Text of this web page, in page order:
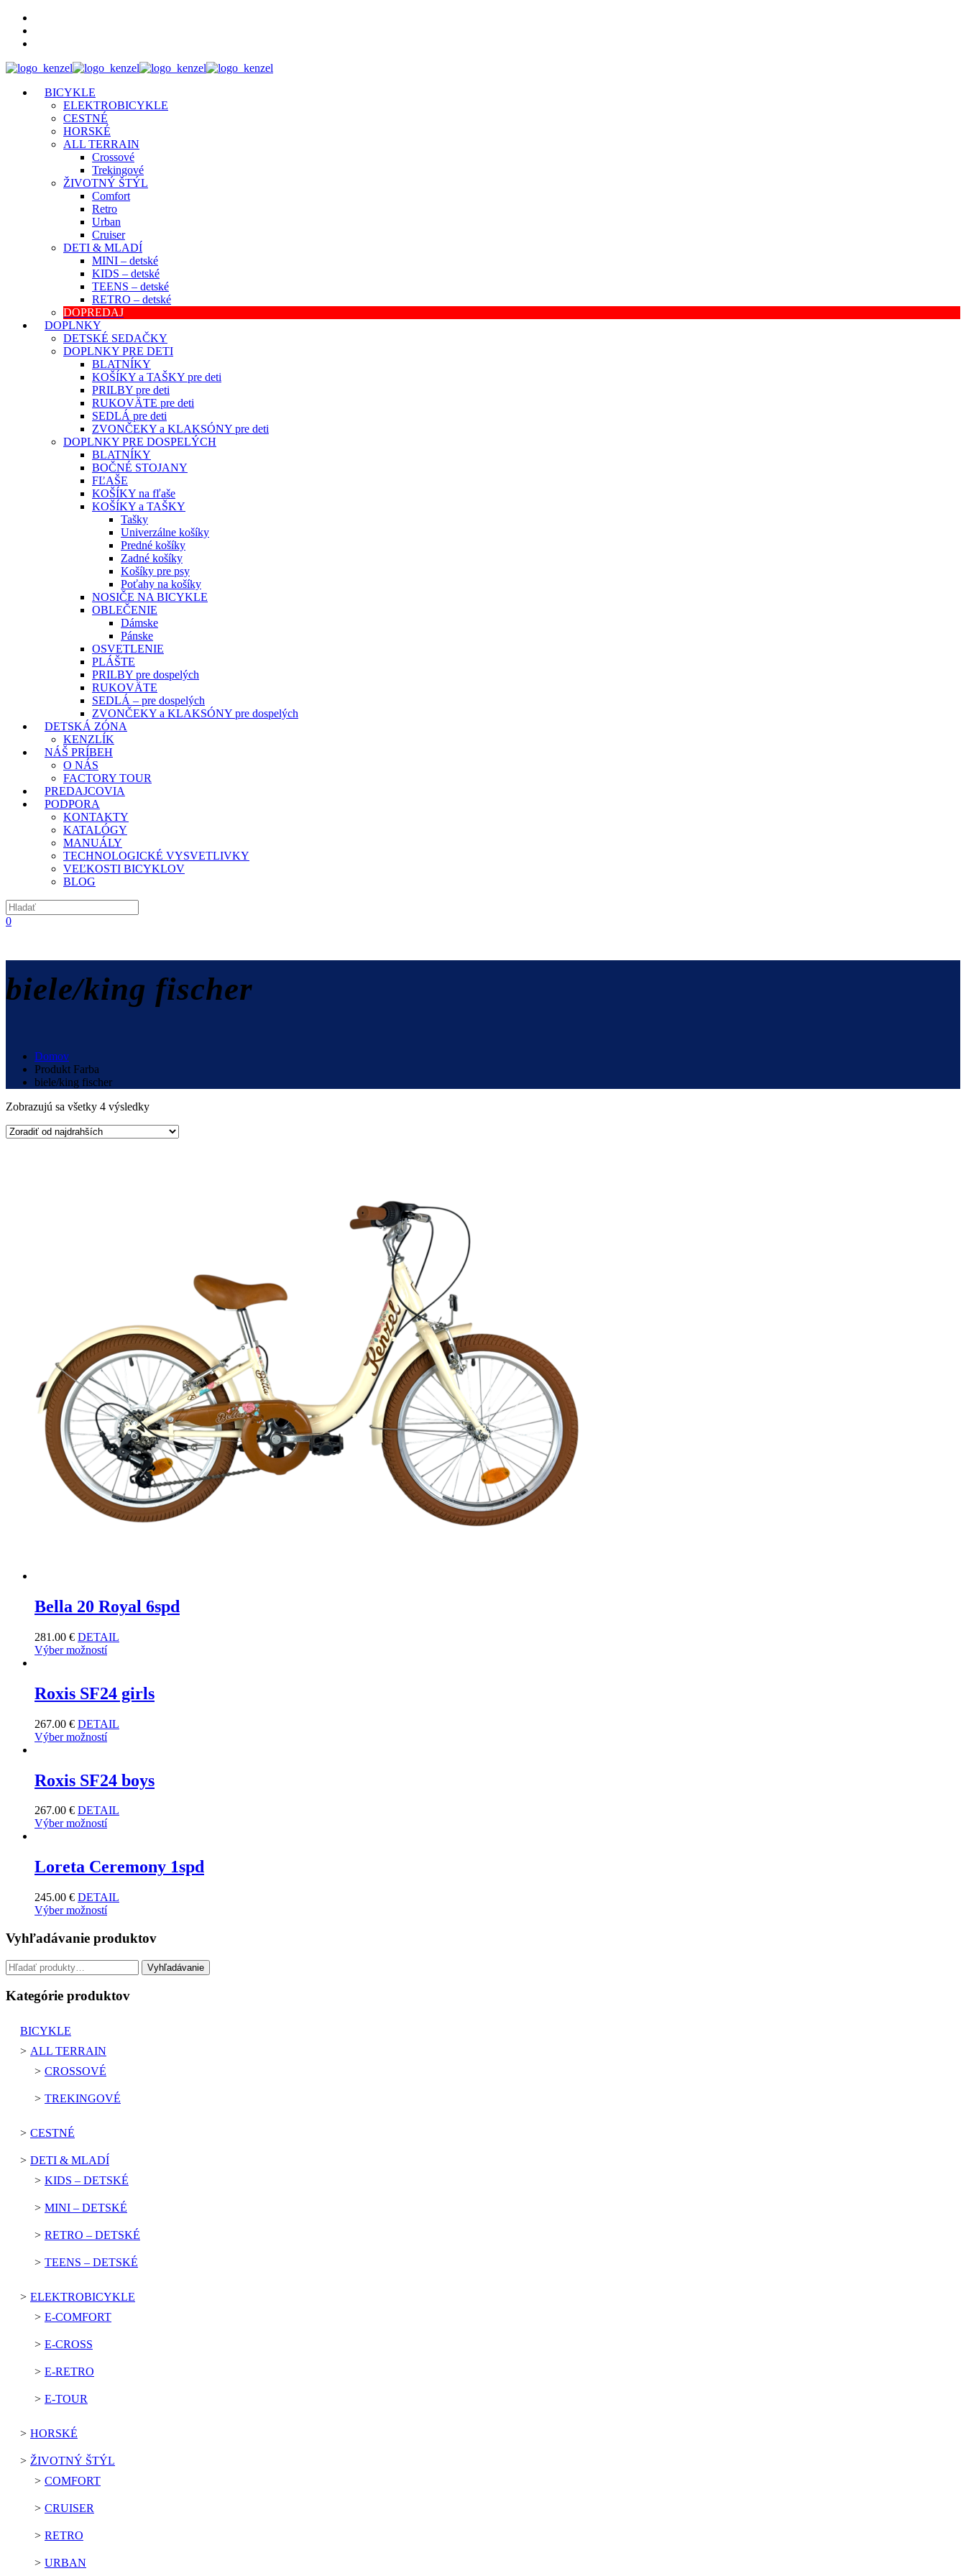
BICYKLE
ELEKTROBICYKLE
CESTNÉ
HORSKÉ
ALL TERRAIN
Crossové
Trekingové
ŽIVOTNÝ ŠTÝL
Comfort
Retro
Urban
Cruiser
DETI & MLADÍ
MINI – detské
KIDS – detské
TEENS – detské
RETRO – detské
DOPREDAJ
DOPLNKY
DETSKÉ SEDAČKY
DOPLNKY PRE DETI
BLATNÍKY
KOŠÍKY a TAŠKY pre deti
PRILBY pre deti
RUKOVÄTE pre deti
SEDLÁ pre deti
ZVONČEKY a KLAKSÓNY pre deti
DOPLNKY PRE DOSPELÝCH
BLATNÍKY
BOČNÉ STOJANY
FĽAŠE
KOŠÍKY na fľaše
KOŠÍKY a TAŠKY
Tašky
Univerzálne košíky
Predné košíky
Zadné košíky
Košíky pre psy
Poťahy na košíky
NOSIČE NA BICYKLE
OBLEČENIE
Dámske
Pánske
OSVETLENIE
PLÁŠTE
PRILBY pre dospelých
RUKOVÄTE
SEDLÁ – pre dospelých
ZVONČEKY a KLAKSÓNY pre dospelých
DETSKÁ ZÓNA
KENZLÍK
NÁŠ PRÍBEH
O NÁS
FACTORY TOUR
PREDAJCOVIA
PODPORA
KONTAKTY
KATALÓGY
MANUÁLY
TECHNOLOGICKÉ VYSVETLIVKY
VEĽKOSTI BICYKLOV
BLOG
0
biele/king fischer
Domov
Produkt Farba
biele/king fischer
Zobrazujú sa všetky 4 výsledky
Bella 20 Royal 6spd
281.00 € DETAIL
Výber možností
Roxis SF24 girls
267.00 € DETAIL
Výber možností
Roxis SF24 boys
267.00 € DETAIL
Výber možností
Loreta Ceremony 1spd
245.00 € DETAIL
Výber možností
Vyhľadávanie produktov
Hľadať: Vyhľadávanie
Kategórie produktov
BICYKLE
ALL TERRAIN
CROSSOVÉ
TREKINGOVÉ
CESTNÉ
DETI & MLADÍ
KIDS – DETSKÉ
MINI – DETSKÉ
RETRO – DETSKÉ
TEENS – DETSKÉ
ELEKTROBICYKLE
E-COMFORT
E-CROSS
E-RETRO
E-TOUR
HORSKÉ
ŽIVOTNÝ ŠTÝL
COMFORT
CRUISER
RETRO
URBAN